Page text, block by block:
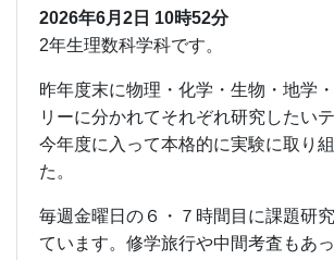
2026年6月2日 10時52分
2年生理数科学科です。
昨年度末に物理・化学・生物・地学
リーに分かれてそれぞれ研究したい
今年度に入って本格的に実験に取り
た。
毎週金曜日の６・７時間目に課題研
ています。修学旅行や中間考査もあ